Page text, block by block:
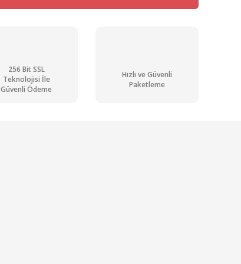
256 Bit SSL
Teknolojisi İle
Güvenli Ödeme
Hızlı ve Güvenli
Paketleme